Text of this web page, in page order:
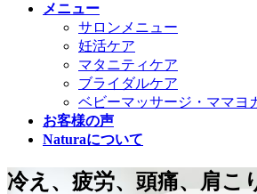
メニュー
サロンメニュー
妊活ケア
マタニティケア
ブライダルケア
ベビーマッサージ・ママヨ
お客様の声
Naturaについて
冷え、疲労、頭痛、肩こ